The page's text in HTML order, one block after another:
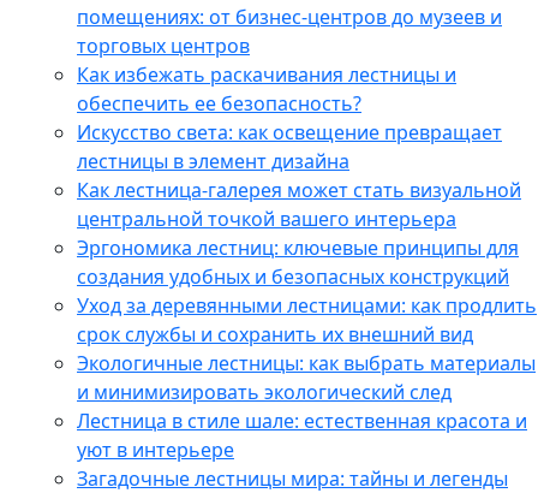
помещениях: от бизнес-центров до музеев и
торговых центров
Как избежать раскачивания лестницы и
обеспечить ее безопасность?
Искусство света: как освещение превращает
лестницы в элемент дизайна
Как лестница-галерея может стать визуальной
центральной точкой вашего интерьера
Эргономика лестниц: ключевые принципы для
создания удобных и безопасных конструкций
Уход за деревянными лестницами: как продлить
срок службы и сохранить их внешний вид
Экологичные лестницы: как выбрать материалы
и минимизировать экологический след
Лестница в стиле шале: естественная красота и
уют в интерьере
Загадочные лестницы мира: тайны и легенды